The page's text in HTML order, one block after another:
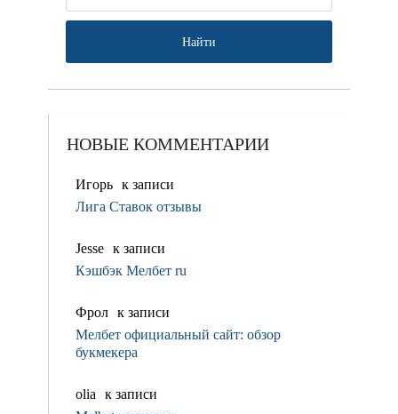
НОВЫЕ КОММЕНТАРИИ
Игорь к записи
Лига Ставок отзывы
Jesse к записи
Кэшбэк Мелбет ru
Фрол к записи
Мелбет официальный сайт: обзор
букмекера
olia
к записи